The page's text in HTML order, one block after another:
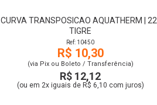
CURVA TRANSPOSICAO AQUATHERM | 22 |
TIGRE
Ref: 10450
R$ 10,30
(via Pix ou Boleto / Transferência)
R$ 12,12
(ou em 2x iguais de R$ 6,10 com juros)